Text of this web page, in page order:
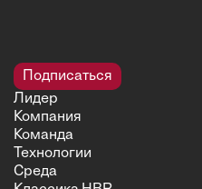
Подписаться
Лидер
Компания
Команда
Технологии
Среда